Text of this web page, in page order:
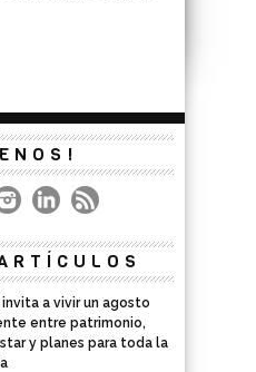
invita a vivir un agosto
entre patrimonio,
y planes para toda la